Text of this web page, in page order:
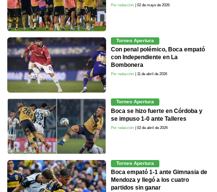
Por redacción | 02 de mayo de 2026
Torneo Apertura
Con penal polémico, Boca empató
con Independiente en La
Bombonera
Por redacción | 11 de abril de 2026
Torneo Apertura
Boca se hizo fuerte en Córdoba y
se impuso 1-0 ante Talleres
Por redacción | 02 de abril de 2026
Torneo Apertura
Boca empató 1-1 ante Gimnasia de
Mendoza y llegó a los cuatro
partidos sin ganar